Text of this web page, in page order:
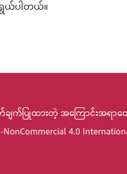
ယ်ပါတယ်။
ပြုထားတဲ့ အကြောင်းအရာ
NonCommercial 4.0